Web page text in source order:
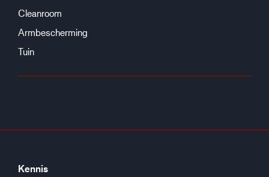
Cleanroom
Armbescherming
Tuin
Kennis